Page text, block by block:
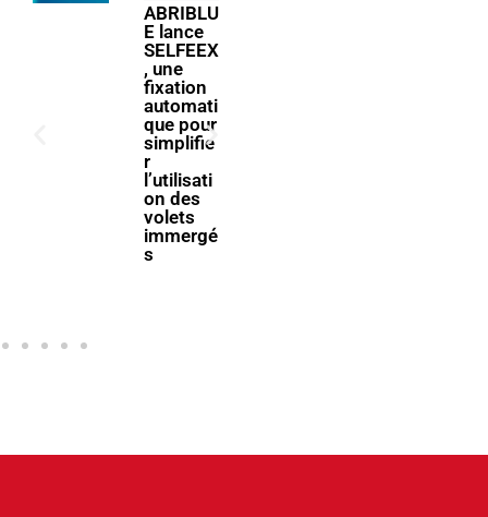
ABRIBLU
E lance
SELFEEX
, une
fixation
automati
que pour
simplifie
r
l’utilisati
on des
volets
immergé
s